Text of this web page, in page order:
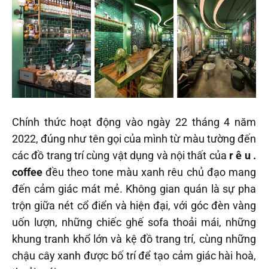
Chính thức hoạt động vào ngày 22 tháng 4 năm
2022, đúng như tên gọi của mình từ màu tường đến
các đồ trang trí cùng vật dụng và nội thất của r ê u .
coffee đều theo tone màu xanh rêu chủ đạo mang
đến cảm giác mát mẻ. Không gian quán là sự pha
trộn giữa nét cổ điển và hiện đại, với góc đèn vàng
uốn lượn, những chiếc ghế sofa thoải mái, những
khung tranh khổ lớn và kệ đồ trang trí, cùng những
chậu cây xanh được bố trí để tạo cảm giác hài hoà,